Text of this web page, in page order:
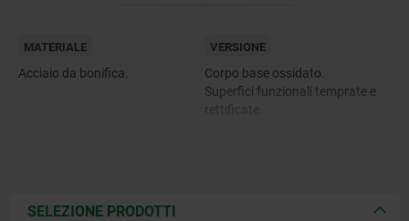
MATERIALE
Acciaio da bonifica.
VERSIONE
Corpo base ossidato.
Superfici funzionali temprate e
SELEZIONE PRODOTTI